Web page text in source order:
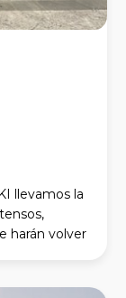
llevamos la
harán volver